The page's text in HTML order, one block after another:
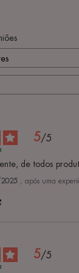
5/5
de todos
, após uma
5/5